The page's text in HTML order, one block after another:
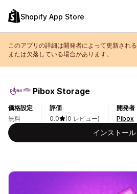
Shopify App Store
このアプリの詳細は開発者によって更新され
または欠落している場合があります。
Pibox Storage
価格設定
無料
評価
0.0
(0 レビュー)
開発者
Pibox
インストール